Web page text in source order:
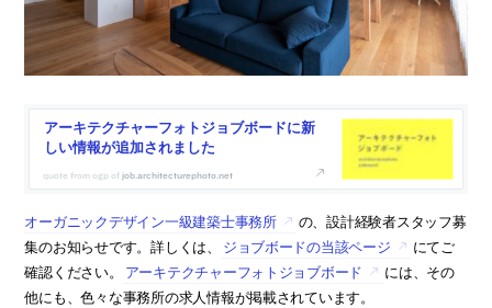
アーキテクチャーフォトジョブボードに新
しい情報が追加されました
job.architecturephoto.net
オーガニックデザイン一級建築士事務所
の、設計経験者スタッフ募
集のお知らせです。詳しくは、
ジョブボードの当該ページ
にてご
確認ください。
アーキテクチャーフォトジョブボード
には、その
他にも、色々な事務所の求人情報が掲載されています。